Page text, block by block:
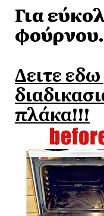
Για
Δειτε
πλάκα!!!